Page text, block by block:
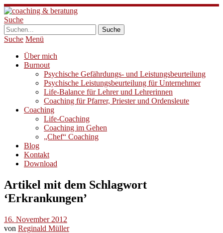
Suche
Suche Menü
Über mich
Burnout
Psychische Gefährdungs- und Leistungsbeurteilung
Psychische Leistungsbeurteilung für Unternehmer
Life-Balance für Lehrer und Lehrerinnen
Coaching für Pfarrer, Priester und Ordensleute
Coaching
Life-Coaching
Coaching im Gehen
„Chef“ Coaching
Blog
Kontakt
Download
Artikel mit dem Schlagwort
‘Erkrankungen’
16. November 2012
von Reginald Müller